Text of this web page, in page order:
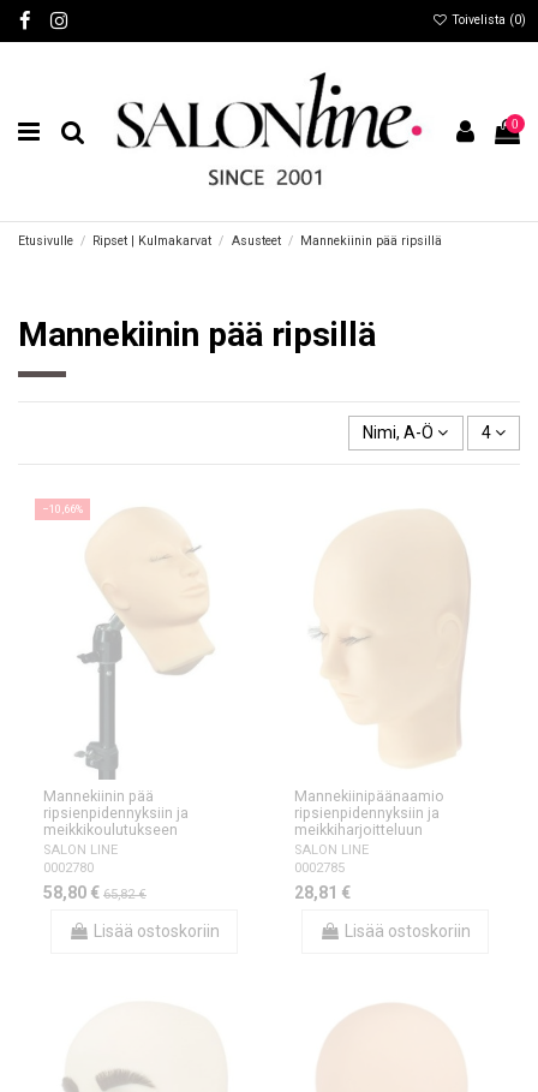
Toivelista (0)
0
Etusivulle Ripset | Kulmakarvat Asusteet Mannekiinin pää ripsillä
Mannekiinin pää ripsillä
Nimi, A-Ö 4
−10,66%
Mannekiinin pää
ripsienpidennyksiin ja
meikkikoulutukseen
SALON LINE
0002780
58,80 € 65,82 €
Lisää ostoskoriin
Mannekiinipäänaamio
ripsienpidennyksiin ja
meikkiharjoitteluun
SALON LINE
0002785
28,81 €
Lisää ostoskoriin